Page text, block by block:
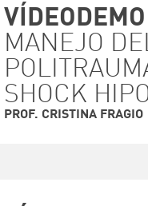
MANEJO
SHOCK
PROF. CRISTINA FRAGIO